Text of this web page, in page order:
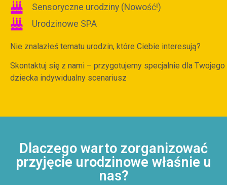
Sensoryczne urodziny (Nowość!)
Urodzinowe SPA
Nie znalazłeś tematu urodzin, które Ciebie interesują?
Skontaktuj się z nami – przygotujemy specjalnie dla Twojego
dziecka indywidualny scenariusz
Dlaczego warto zorganizować
przyjęcie urodzinowe właśnie u
nas?